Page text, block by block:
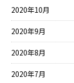
2020年10月
2020年9月
2020年8月
2020年7月